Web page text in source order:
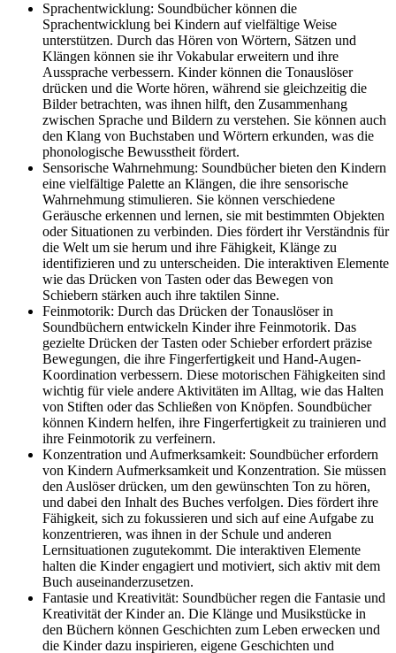
Sprachentwicklung: Soundbücher können die
Sprachentwicklung bei Kindern auf vielfältige Weise
unterstützen. Durch das Hören von Wörtern, Sätzen und
Klängen können sie ihr Vokabular erweitern und ihre
Aussprache verbessern. Kinder können die Tonauslöser
drücken und die Worte hören, während sie gleichzeitig die
Bilder betrachten, was ihnen hilft, den Zusammenhang
zwischen Sprache und Bildern zu verstehen. Sie können auch
den Klang von Buchstaben und Wörtern erkunden, was die
phonologische Bewusstheit fördert.
Sensorische Wahrnehmung: Soundbücher bieten den Kindern
eine vielfältige Palette an Klängen, die ihre sensorische
Wahrnehmung stimulieren. Sie können verschiedene
Geräusche erkennen und lernen, sie mit bestimmten Objekten
oder Situationen zu verbinden. Dies fördert ihr Verständnis für
die Welt um sie herum und ihre Fähigkeit, Klänge zu
identifizieren und zu unterscheiden. Die interaktiven Elemente
wie das Drücken von Tasten oder das Bewegen von
Schiebern stärken auch ihre taktilen Sinne.
Feinmotorik: Durch das Drücken der Tonauslöser in
Soundbüchern entwickeln Kinder ihre Feinmotorik. Das
gezielte Drücken der Tasten oder Schieber erfordert präzise
Bewegungen, die ihre Fingerfertigkeit und Hand-Augen-
Koordination verbessern. Diese motorischen Fähigkeiten sind
wichtig für viele andere Aktivitäten im Alltag, wie das Halten
von Stiften oder das Schließen von Knöpfen. Soundbücher
können Kindern helfen, ihre Fingerfertigkeit zu trainieren und
ihre Feinmotorik zu verfeinern.
Konzentration und Aufmerksamkeit: Soundbücher erfordern
von Kindern Aufmerksamkeit und Konzentration. Sie müssen
den Auslöser drücken, um den gewünschten Ton zu hören,
und dabei den Inhalt des Buches verfolgen. Dies fördert ihre
Fähigkeit, sich zu fokussieren und sich auf eine Aufgabe zu
konzentrieren, was ihnen in der Schule und anderen
Lernsituationen zugutekommt. Die interaktiven Elemente
halten die Kinder engagiert und motiviert, sich aktiv mit dem
Buch auseinanderzusetzen.
Fantasie und Kreativität: Soundbücher regen die Fantasie und
Kreativität der Kinder an. Die Klänge und Musikstücke in
den Büchern können Geschichten zum Leben erwecken und
die Kinder dazu inspirieren, eigene Geschichten und